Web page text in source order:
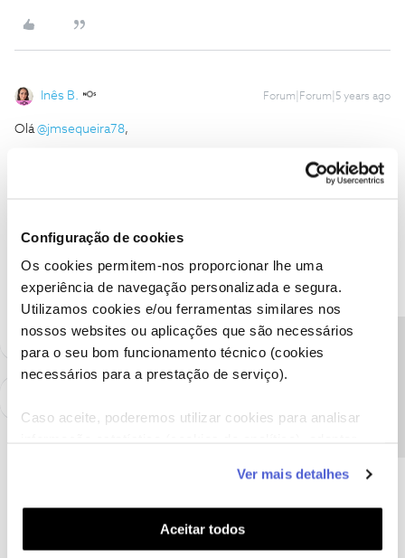
Configuração de cookies
Os cookies permitem-nos proporcionar lhe uma
experiência de navegação personalizada e segura.
Utilizamos cookies e/ou ferramentas similares nos
nossos websites ou aplicações que são necessários
para o seu bom funcionamento técnico (cookies
necessários para a prestação de serviço).
Caso aceite, poderemos utilizar cookies para analisar
funcionalidades (cookies de personalização e
funcionalidade) e adaptar anúncios aos seus interesses
(cookies de publicidade personalizada). Pode gerir a
utilização dos cookies clicando em "Configurar
Ver mais detalhes
Aceitar todos
Inês B. Forum|Forum|5 years ago
Olá@jmsequeira78,
Envie-nos, por favor, uma mensagem privada com o seu número
Ajude a comunidade a encontrar informação relevante. Marque
como "Melhor Resposta" e faça "Like" nos melhores comentários.